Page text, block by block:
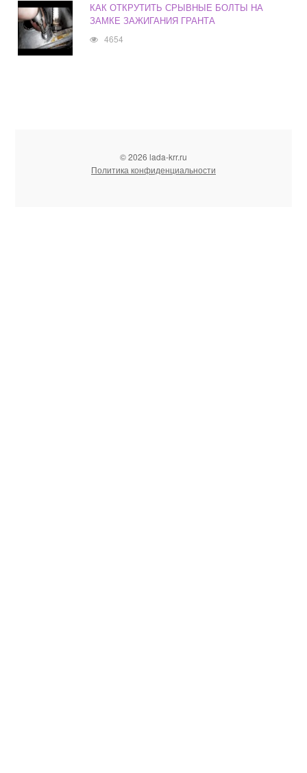
КАК ОТКРУТИТЬ СРЫВНЫЕ БОЛТЫ НА
ЗАМКЕ ЗАЖИГАНИЯ ГРАНТА
4654
© 2026 lada-krr.ru
Политика конфиденциальности